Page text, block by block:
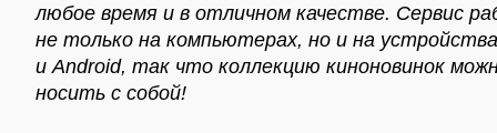
любое время и в отличном качестве. Сервис
не только на компьютерах, но и на
и Android, так что коллекцию киноновинок
носить с собой!